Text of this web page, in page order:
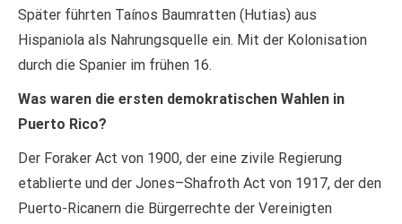
Später führten Taínos Baumratten (Hutias) aus
Hispaniola als Nahrungsquelle ein. Mit der Kolonisation
durch die Spanier im frühen 16.
Was waren die ersten demokratischen Wahlen in
Puerto Rico?
Der Foraker Act von 1900, der eine zivile Regierung
etablierte und der Jones–Shafroth Act von 1917, der den
Puerto-Ricanern die Bürgerrechte der Vereinigten